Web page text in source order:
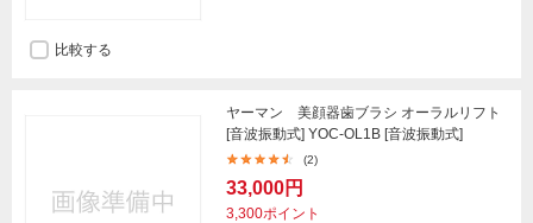
比較する
ヤーマン 美顔器歯ブラシ オーラルリフト
[音波振動式] YOC-OL1B [音波振動式]
(2)
33,000円
3,300ポイント